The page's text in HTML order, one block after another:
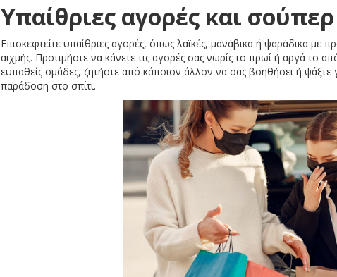
Υπαίθριες αγορές και
Επισκεφτείτε υπαίθριες αγορές, όπως λαϊκές, μανάβικα ή ψαράδικα με
αιχμής. Προτιμήστε να κάνετε τις αγορές σας νωρίς το πρωί ή αργά το
ευπαθείς ομάδες, ζητήστε από κάποιον άλλον να σας βοηθήσει ή
παράδοση στο σπίτι.